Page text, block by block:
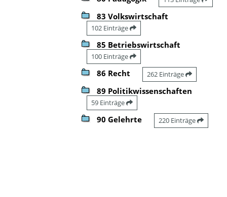
83 Volkswirtschaft
102 Einträge
85 Betriebswirtschaft
100 Einträge
86 Recht 262 Einträge
89 Politikwissenschaften
59 Einträge
90 Gelehrte 220 Einträge